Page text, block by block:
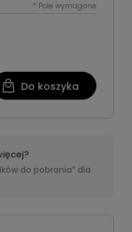
* Pole wymagane
Do koszyka
do pobrania” dla